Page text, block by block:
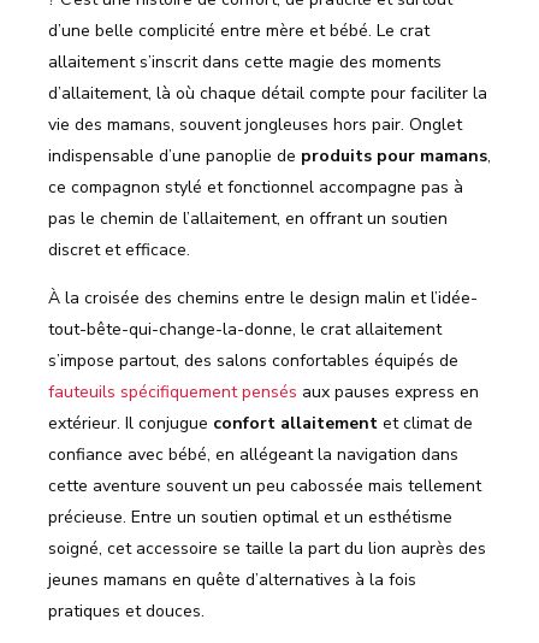
d’une belle complicité entre mère et bébé. Le crat
allaitement s’inscrit dans cette magie des moments
d’allaitement, là où chaque détail compte pour faciliter la
vie des mamans, souvent jongleuses hors pair. Onglet
indispensable d’une panoplie de produits pour mamans,
ce compagnon stylé et fonctionnel accompagne pas à
pas le chemin de l’allaitement, en offrant un soutien
discret et efficace.
À la croisée des chemins entre le design malin et l’idée-
tout-bête-qui-change-la-donne, le crat allaitement
s’impose partout, des salons confortables équipés de
fauteuils spécifiquement pensés aux pauses express en
extérieur. Il conjugue confort allaitement et climat de
confiance avec bébé, en allégeant la navigation dans
cette aventure souvent un peu cabossée mais tellement
précieuse. Entre un soutien optimal et un esthétisme
soigné, cet accessoire se taille la part du lion auprès des
jeunes mamans en quête d’alternatives à la fois
pratiques et douces.